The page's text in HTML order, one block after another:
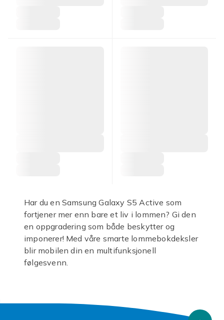
Har du en Samsung Galaxy S5 Active som
fortjener mer enn bare et liv i lommen? Gi den
en oppgradering som både beskytter og
imponerer! Med våre smarte lommebokdeksler
blir mobilen din en multifunksjonell
følgesvenn.
personlige assistent. Tenk deg å ha bankkort,
førerkort og mobilen samlet på ett sted, alltid